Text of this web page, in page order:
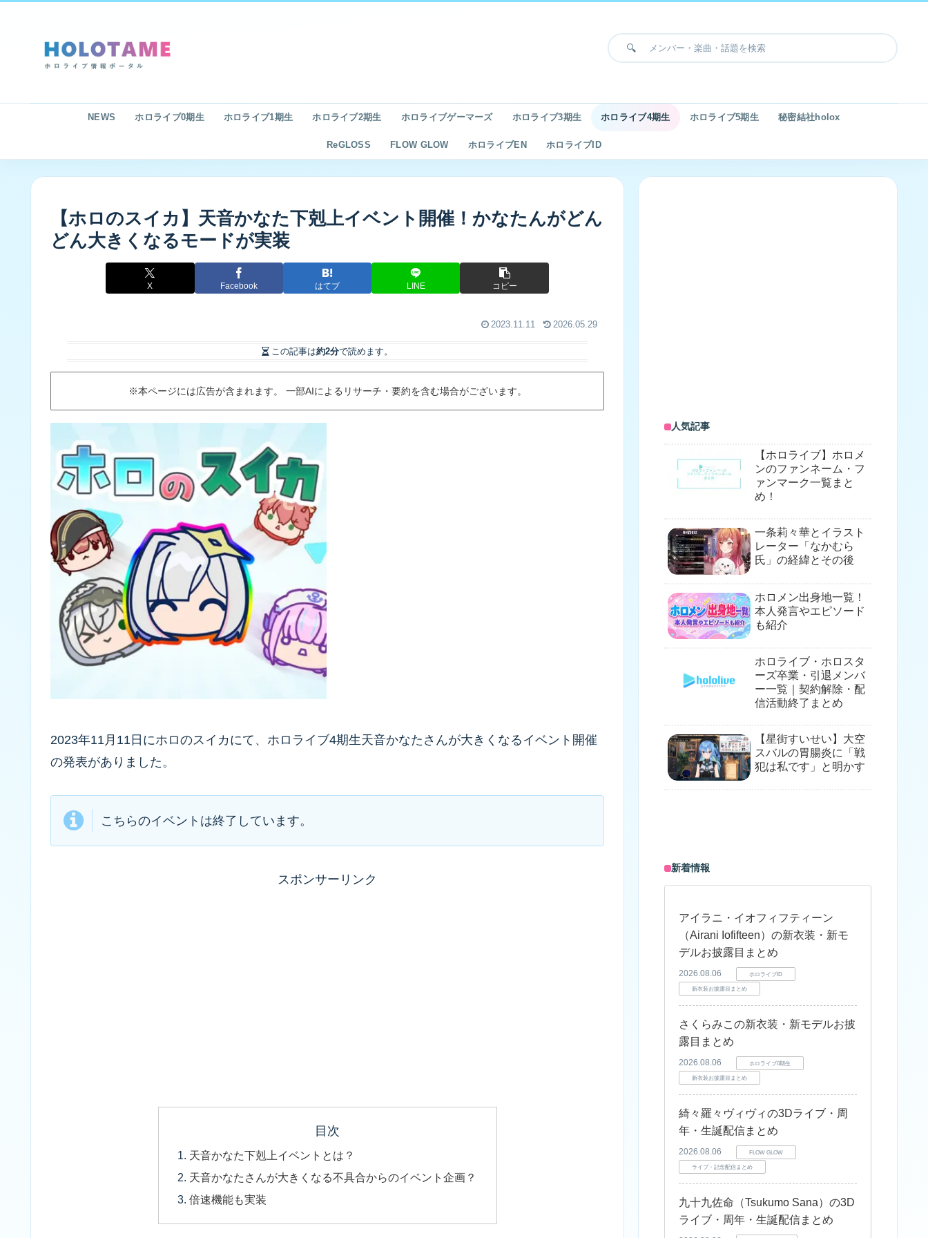
NEWS ホロライブ0期生 ホロライブ1期生 ホロライブ2期生 ホロライブゲーマーズ ホロライブ3期生 ホロライブ4期生 ホロライブ5期生 秘密結社holox
ReGLOSS FLOW GLOW ホロライブEN ホロライブID
【ホロのスイカ】天音かなた下剋上イベント開催！かなたんがどん
どん大きくなるモードが実装
X Facebook はてブ LINE コピー
2023.11.11 2026.05.29
この記事は約2分で読めます。
※本ページには広告が含まれます。 一部AIによるリサーチ・要約を含む場合がございます。
2023年11月11日にホロのスイカにて、ホロライブ4期生天音かなたさんが大きくなるイベント開催
の発表がありました。
こちらのイベントは終了しています。
スポンサーリンク
目次
天音かなた下剋上イベントとは？
天音かなたさんが大きくなる不具合からのイベント企画？
倍速機能も実装
人気記事
【ホロライブ】ホロメ
ンのファンネーム・フ
ァンマーク一覧まと
め！
一条莉々華とイラスト
レーター「なかむら
氏」の経緯とその後
ホロメン出身地一覧！
本人発言やエピソード
も紹介
ホロライブ・ホロスタ
ーズ卒業・引退メンバ
ー一覧｜契約解除・配
信活動終了まとめ
【星街すいせい】大空
スバルの胃腸炎に「戦
犯は私です」と明かす
新着情報
アイラニ・イオフィフティーン
（Airani Iofifteen）の新衣装・新モ
デルお披露目まとめ
2026.08.06 ホロライブID
新衣装お披露目まとめ
さくらみこの新衣装・新モデルお披
露目まとめ
2026.08.06 ホロライブ0期生
新衣装お披露目まとめ
綺々羅々ヴィヴィの3Dライブ・周
年・生誕配信まとめ
2026.08.06 FLOW GLOW
ライブ・記念配信まとめ
九十九佐命（Tsukumo Sana）の3D
ライブ・周年・生誕配信まとめ